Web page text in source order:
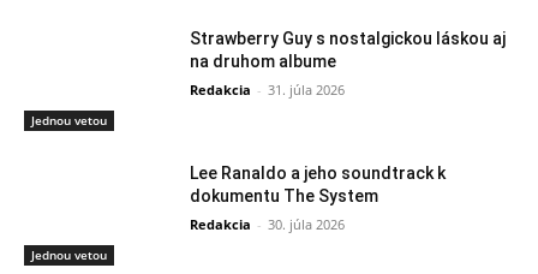
Jednou vetou
Strawberry Guy s nostalgickou láskou aj
na druhom albume
Redakcia - 31. júla 2026
Jednou vetou
Lee Ranaldo a jeho soundtrack k
dokumentu The System
Redakcia - 30. júla 2026